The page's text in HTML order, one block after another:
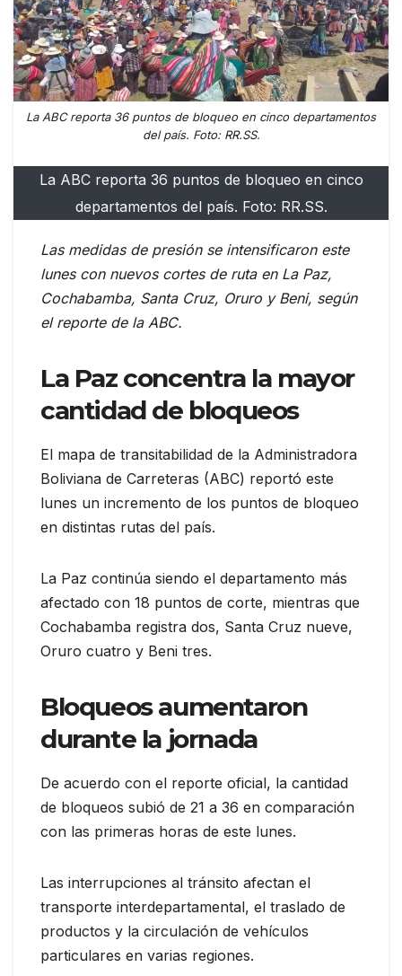
La ABC reporta 36 puntos de bloqueo en cinco departamentos
del país. Foto: RR.SS.
La ABC reporta 36 puntos de bloqueo en cinco
departamentos del país. Foto: RR.SS.
Las medidas de presión se intensificaron este
lunes con nuevos cortes de ruta en La Paz,
Cochabamba, Santa Cruz, Oruro y Beni, según
el reporte de la ABC.
La Paz concentra la mayor
cantidad de bloqueos
El mapa de transitabilidad de la Administradora
Boliviana de Carreteras (ABC) reportó este
lunes un incremento de los puntos de bloqueo
en distintas rutas del país.
La Paz continúa siendo el departamento más
afectado con 18 puntos de corte, mientras que
Cochabamba registra dos, Santa Cruz nueve,
Oruro cuatro y Beni tres.
Bloqueos aumentaron
durante la jornada
De acuerdo con el reporte oficial, la cantidad
de bloqueos subió de 21 a 36 en comparación
con las primeras horas de este lunes.
Las interrupciones al tránsito afectan el
transporte interdepartamental, el traslado de
productos y la circulación de vehículos
particulares en varias regiones.